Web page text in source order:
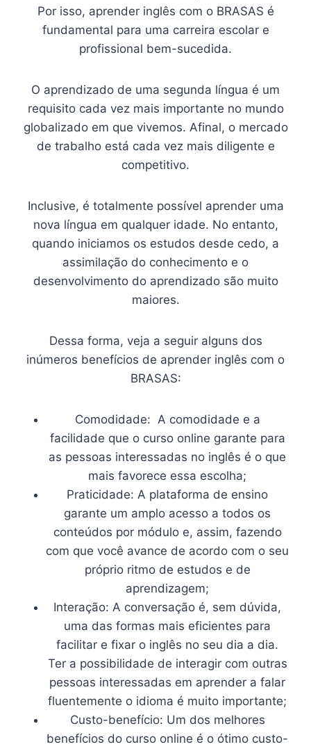
Por isso, aprender inglês com o BRASAS é
fundamental para uma carreira escolar e
profissional bem-sucedida.
O aprendizado de uma segunda língua é um
requisito cada vez mais importante no mundo
globalizado em que vivemos. Afinal, o mercado
de trabalho está cada vez mais diligente e
competitivo.
Inclusive, é totalmente possível aprender uma
nova língua em qualquer idade. No entanto,
quando iniciamos os estudos desde cedo, a
assimilação do conhecimento e o
desenvolvimento do aprendizado são muito
maiores.
Dessa forma, veja a seguir alguns dos
inúmeros benefícios de aprender inglês com o
BRASAS:
Comodidade: A comodidade e a
facilidade que o curso online garante para
as pessoas interessadas no inglês é o que
mais favorece essa escolha;
Praticidade: A plataforma de ensino
garante um amplo acesso a todos os
conteúdos por módulo e, assim, fazendo
com que você avance de acordo com o seu
próprio ritmo de estudos e de
aprendizagem;
Interação: A conversação é, sem dúvida,
uma das formas mais eficientes para
facilitar e fixar o inglês no seu dia a dia.
Ter a possibilidade de interagir com outras
pessoas interessadas em aprender a falar
fluentemente o idioma é muito importante;
Custo-benefício: Um dos melhores
benefícios do curso online é o ótimo custo-